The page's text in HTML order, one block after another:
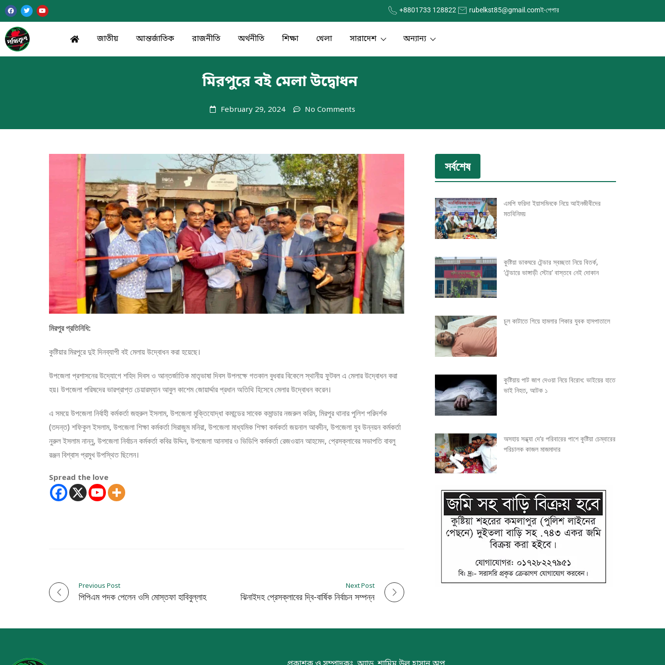
+8801733 128822 rubelkst85@gmail.comই-পেপার
জাতীয় আন্তর্জাতিক রাজনীতি অর্থনীতি শিক্ষা খেলা সারাদেশ অন্যান্য
মিরপুরে বই মেলা উদ্বোধন
February 29, 2024 No Comments
মিরপুর প্রতিনিধি:
কুষ্টিয়ার মিরপুরে দুই দিনব্যাপী বই মেলায় উদ্বোধন করা হয়েছে।
উপজেলা প্রশাসনের উদ্যোগে শহিদ দিবস ও আন্তর্জাতিক মাতৃভাষা দিবস উপলক্ষে গতকাল বুধবার বিকেলে স্থানীয় ফুটবল এ মেলার উদ্বোধন করা
হয়। উপজেলা পরিষদের ভারপ্রাপ্ত চেয়ারম্যান আবুল কাশেম জোয়ার্দ্দার প্রধান অতিথি হিসেবে মেলার উদ্বোধন করেন।
এ সময়ে উপজেলা নির্বাহী কর্মকর্তা জহুরুল ইসলাম, উপজেলা মুক্তিযোদ্ধা কমান্ডের সাবেক কমান্ডার নজরুল করিম, মিরপুর থানার পুলিশ পরিদর্শক
(তদন্ত) শফিকুল ইসলাম, উপজেলা শিক্ষা কর্মকর্তা সিরাজুম মনিরা, উপজেলা মাধ্যমিক শিক্ষা কর্মকর্তা জয়নাল আবদীন, উপজেলা যুব উন্নয়ন কর্মকর্তা
নুরুল ইসলাম নান্নু, উপজেলা নির্বাচন কর্মকর্তা কবির উদ্দিন, উপজেলা আনসার ও ভিডিপি কর্মকর্তা রেজওয়ান আহমেদ, প্রেসক্লাবের সভাপতি বাবলু
রঞ্জন বিশ্বাস প্রমুখ উপস্থিত ছিলেন।
Spread the love
P
Previous Post
পিপিএম পদক পেলেন ওসি মোস্তফা হাবিবুল্লাহ
Next Post
ঝিনাইদহ প্রেসক্লাবের দ্বি-বার্ষিক নির্বাচন সম্পন্ন
সর্বশেষ
এমপি ফরিদা ইয়াসমিনকে নিয়ে আইনজীবীদের
মতবিনিময়
কুষ্টিয়া ডাকঘরে টেন্ডার স্বচ্ছতা নিয়ে বিতর্ক,
‘টেন্ডারে ভাঙ্গাড়ী স্টোর’ বাস্তবে নেই দোকান
চুল কাটাতে গিয়ে হামলার শিকার যুবক হাসপাতালে
কুষ্টিয়ায় পাট জাগ দেওয়া নিয়ে বিরোধ: ভাইয়ের হাতে
ভাই নিহত, আটক ১
অসহায় সন্ধ্যা দে’র পরিবারের পাশে কুষ্টিয়া চেম্বারের
পরিচালক কাজল মাজমাদার